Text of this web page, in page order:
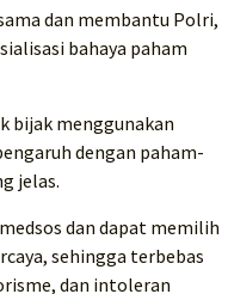
dan membantu Polri,
bahaya paham
bijak menggunakan
dengan paham-
jelas.
dan dapat memilih
sehingga terbebas
dan intoleran